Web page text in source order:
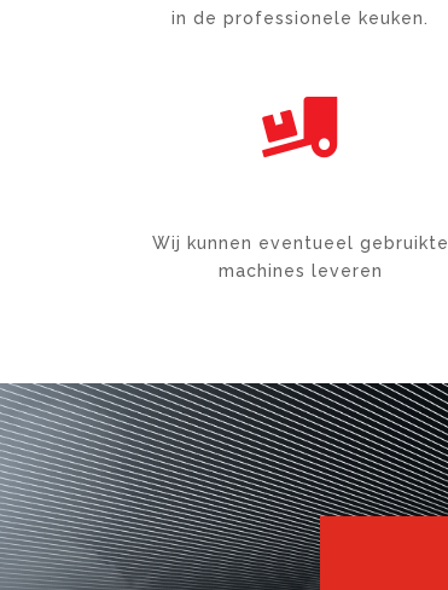
in de professionele keuken.

Wij kunnen eventueel gebruikte
machines leveren